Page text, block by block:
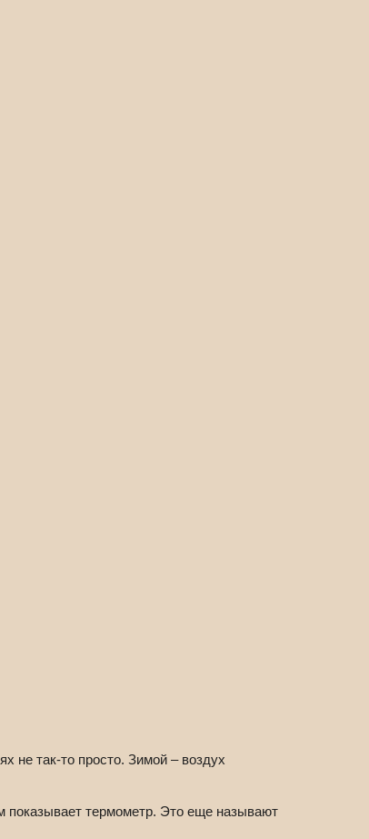
не так-то просто. Зимой – воздух
показывает термометр. Это еще называют